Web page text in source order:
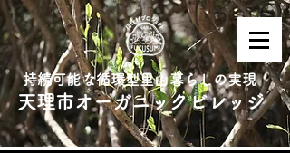
持続可能な循環型里山暮らしの実現
天理市オーガニックビレッジ